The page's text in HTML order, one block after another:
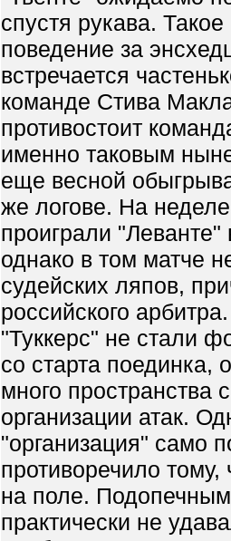
спустя рукава. Такое
поведение за
встречается
команде Стива
противостоит
именно таковым
еще весной
же логове. На
проиграли
однако в том матче
судейских ляпов,
российского
"Туккерс" не стали
со старта поединка,
много пространства
организации атак.
"организация" само
противоречило
на поле.
практически не